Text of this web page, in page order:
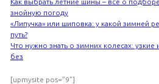
знойную погоду
«Липучка» или шиповка: у какой зимней
путь?
Что нужно знать о зимних колесах:
без
[upmysite pos="9"]